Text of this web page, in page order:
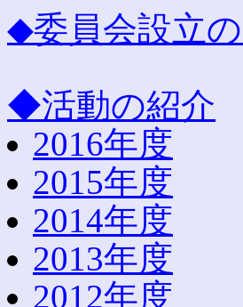
◆委員会設立
◆活動の紹介
2016年度
2015年度
2014年度
2013年度
2012年度